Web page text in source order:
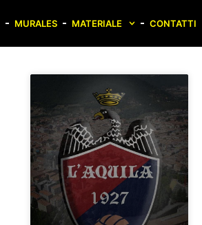
MURALES MATERIALE CONTATTI